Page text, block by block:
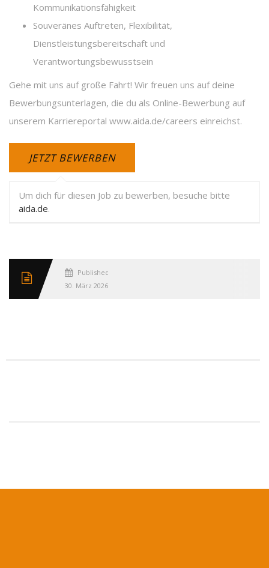
Kommunikationsfähigkeit
Souveränes Auftreten, Flexibilität,
Dienstleistungsbereitschaft und
Verantwortungsbewusstsein
Gehe mit uns auf große Fahrt! Wir freuen uns auf deine
Bewerbungsunterlagen, die du als Online-Bewerbung auf
unserem Karriereportal www.aida.de/careers einreichst.
Um dich für diesen Job zu bewerben, besuche bitte
aida.de.
Published
30. März 2026